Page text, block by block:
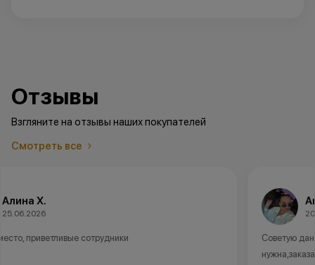
Отзывы
Взгляните на отзывы наших покупателей
Смотреть все
Советую данный магазин ,в наличии не было модели которая
нужна,заказали и доставили быстро.Девушка консультант все